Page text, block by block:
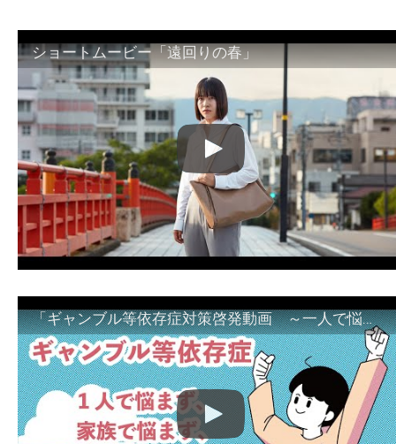
ショートムービー「遠回りの春」
「ギャンブル等依存症対策啓発動画 ～一人で悩まず、家族で悩まず、まず！相談機関へ～」